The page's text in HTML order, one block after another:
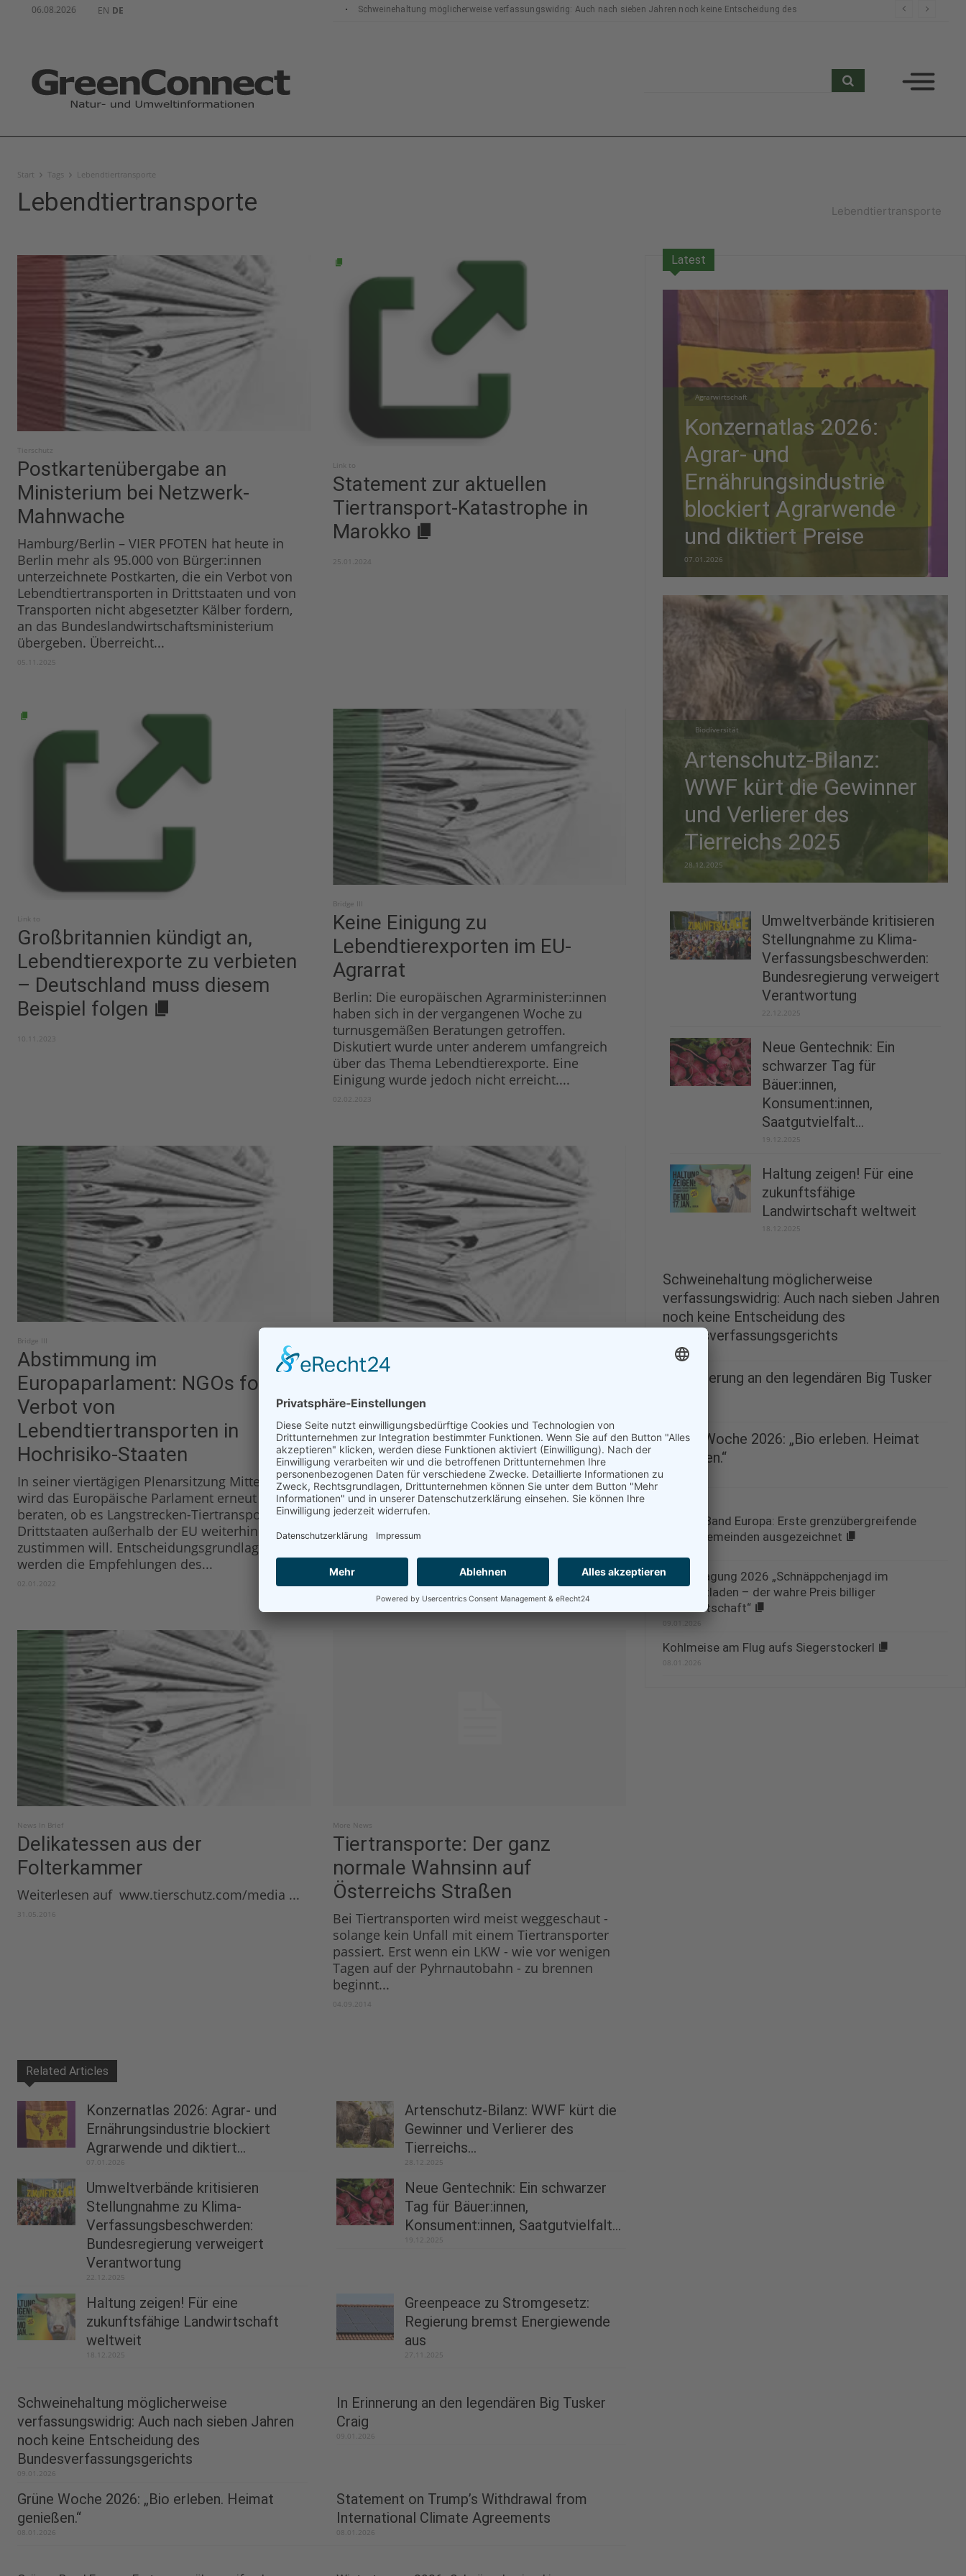
06.08.2026 EN DE
Schweinehaltung möglicherweise verfassungswidrig: Auch nach sieben Jahren noch keine Entscheidung des
Start Tags Lebendtiertransporte
Lebendtiertransporte Lebendtiertransporte
Tierschutz
Postkartenübergabe an
Ministerium bei Netzwerk-
Mahnwache
Hamburg/Berlin – VIER PFOTEN hat heute in
Berlin mehr als 95.000 von Bürger:innen
unterzeichnete Postkarten, die ein Verbot von
Lebendtiertransporten in Drittstaaten und von
Transporten nicht abgesetzter Kälber fordern,
an das Bundeslandwirtschaftsministerium
übergeben. Überreicht...
05.11.2025
Link to
Statement zur aktuellen
Tiertransport-Katastrophe in
Marokko
25.01.2024
Link to
Großbritannien kündigt an,
Lebendtierexporte zu verbieten
– Deutschland muss diesem
Beispiel folgen
10.11.2023
Bridge III
Keine Einigung zu
Lebendtierexporten im EU-
Agrarrat
Berlin: Die europäischen Agrarminister:innen
haben sich in der vergangenen Woche zu
turnusgemäßen Beratungen getroffen.
Diskutiert wurde unter anderem umfangreich
über das Thema Lebendtierexporte. Eine
Einigung wurde jedoch nicht erreicht....
02.02.2023
Bridge III
Abstimmung im
Europaparlament: NGOs fordern
Verbot von
Lebendtiertransporten in
Hochrisiko-Staaten
In seiner viertägigen Plenarsitzung Mitte Januar
wird das Europäische Parlament erneut darüber
beraten, ob es Langstrecken-Tiertransporten in
Drittstaaten außerhalb der EU weiterhin
zustimmen will. Entscheidungsgrundlage
werden die Empfehlungen des...
02.01.2022
DREI SCHRITTE IN DIE RICHTIGE
NICHT AM ZIEL.
weiterlesen auf www.vier-
pfoten.de/unseregeschichten/presse/dezember-
2020/drei-schritte-in-die-richtige-richtung-noch-
lange-nicht-am-ziel
10.12.2020
News In Brief
Delikatessen aus der
Folterkammer
Weiterlesen auf www.tierschutz.com/media ...
31.05.2016
More News
Tiertransporte: Der ganz
normale Wahnsinn auf
Österreichs Straßen
Bei Tiertransporten wird meist weggeschaut -
solange kein Unfall mit einem Tiertransporter
passiert. Erst wenn ein LKW - wie vor wenigen
Tagen auf der Pyhrnautobahn - zu brennen
beginnt...
04.09.2014
Related Articles
Konzernatlas 2026: Agrar- und
Ernährungsindustrie blockiert
Agrarwende und diktiert...
07.01.2026
Artenschutz-Bilanz: WWF kürt die
Gewinner und Verlierer des
Tierreichs...
28.12.2025
Umweltverbände kritisieren
Stellungnahme zu Klima-
Verfassungsbeschwerden:
Bundesregierung verweigert
Verantwortung
22.12.2025
Neue Gentechnik: Ein schwarzer
Tag für Bäuer:innen,
Konsument:innen, Saatgutvielfalt...
19.12.2025
Haltung zeigen! Für eine
zukunftsfähige Landwirtschaft
weltweit
18.12.2025
Greenpeace zu Stromgesetz:
Regierung bremst Energiewende
aus
27.11.2025
Schweinehaltung möglicherweise
verfassungswidrig: Auch nach sieben Jahren
noch keine Entscheidung des
Bundesverfassungsgerichts
09.01.2026
In Erinnerung an den legendären Big Tusker
Craig
09.01.2026
Grüne Woche 2026: „Bio erleben. Heimat
genießen.“
08.01.2026
Statement on Trump’s Withdrawal from
International Climate Agreements
08.01.2026
Latest
Agrarwirtschaft
Konzernatlas 2026:
Agrar- und
Ernährungsindustrie
blockiert Agrarwende
und diktiert Preise
07.01.2026
Biodiversität
Artenschutz-Bilanz:
WWF kürt die Gewinner
und Verlierer des
Tierreichs 2025
28.12.2025
Umweltverbände kritisieren
Stellungnahme zu Klima-
Verfassungsbeschwerden:
Bundesregierung verweigert
Verantwortung
22.12.2025
Neue Gentechnik: Ein
schwarzer Tag für
Bäuer:innen,
Konsument:innen,
Saatgutvielfalt...
19.12.2025
Haltung zeigen! Für eine
zukunftsfähige
Landwirtschaft weltweit
18.12.2025
Schweinehaltung möglicherweise
verfassungswidrig: Auch nach sieben Jahren
noch keine Entscheidung des
Bundesverfassungsgerichts
09.01.2026
In Erinnerung an den legendären Big Tusker
Grüne Woche 2026: „Bio erleben. Heimat
genießen.“
Grünes Band Europa: Erste grenzübergreifende
Modellgemeinden ausgezeichnet
Wintertagung 2026 „Schnäppchenjagd im
Feinkostladen – der wahre Preis billiger
Landwirtschaft“
09.01.2026
Kohlmeise am Flug aufs Siegerstockerl
08.01.2026